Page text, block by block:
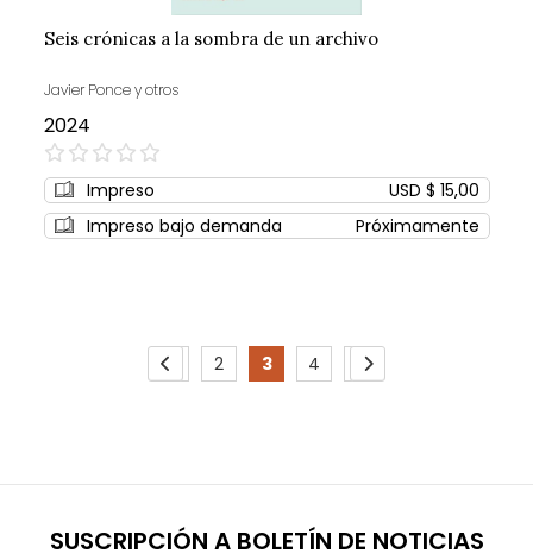
Seis crónicas a la sombra de un archivo
Javier Ponce y otros
2024
0%
Impreso
USD $ 15,00
Impreso bajo demanda
Próximamente
Page
Page
Previous
Page Page
2
You're
page
3
Page
4
Page
5
Page
Siguiente
SUSCRIPCIÓN A BOLETÍN DE NOTICIAS